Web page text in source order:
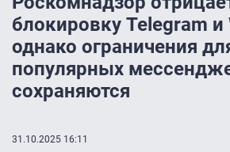
блокировку Telegram и
однако ограничения
популярных
сохраняются
31.10.2025 16:11